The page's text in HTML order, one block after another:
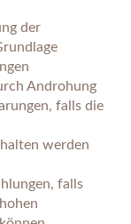
der
Androhung
falls die
werden
falls